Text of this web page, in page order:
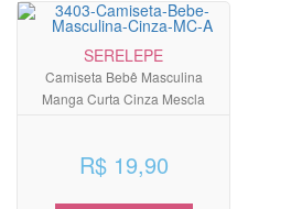
SERELEPE
Camiseta Bebê Masculina
Manga Curta Cinza Mescla
R$ 19,90